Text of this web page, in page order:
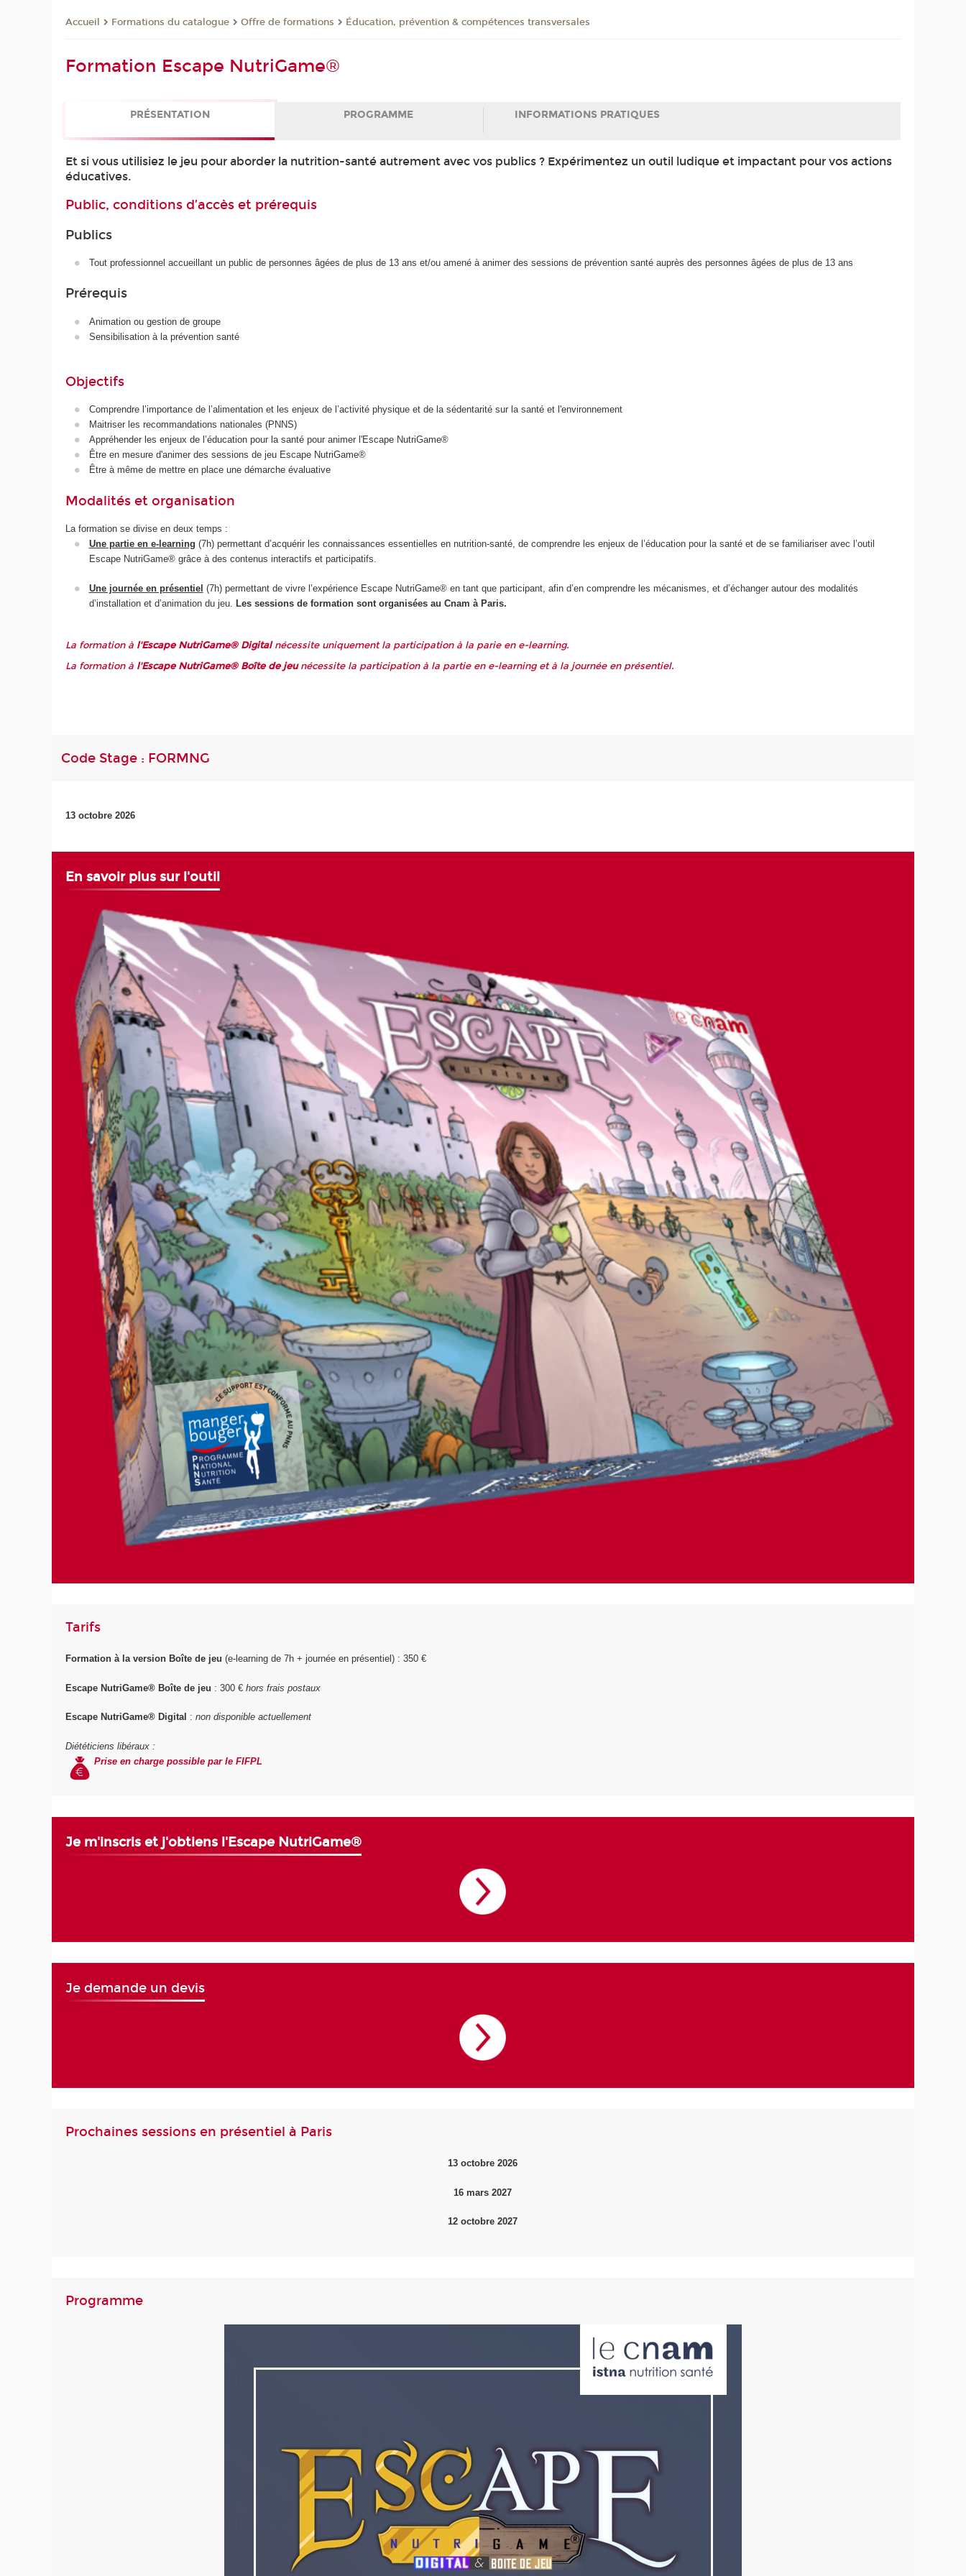
Accueil Formations du catalogue Offre de formations Éducation, prévention & compétences transversales
Formation Escape NutriGame®
PRÉSENTATION PROGRAMME INFORMATIONS PRATIQUES
Et si vous utilisiez le jeu pour aborder la nutrition-santé autrement avec vos publics ? Expérimentez un outil ludique et impactant pour vos actions
éducatives.
Public, conditions d’accès et prérequis
Publics
Tout professionnel accueillant un public de personnes âgées de plus de 13 ans et/ou amené à animer des sessions de prévention santé auprès des personnes âgées de plus de 13 ans
Prérequis
Animation ou gestion de groupe
Sensibilisation à la prévention santé
Objectifs
Comprendre l’importance de l’alimentation et les enjeux de l’activité physique et de la sédentarité sur la santé et l'environnement
Maitriser les recommandations nationales (PNNS)
Appréhender les enjeux de l’éducation pour la santé pour animer l'Escape NutriGame®
Être en mesure d'animer des sessions de jeu Escape NutriGame®
Être à même de mettre en place une démarche évaluative
Modalités et organisation
La formation se divise en deux temps :
Une partie en e-learning (7h) permettant d’acquérir les connaissances essentielles en nutrition-santé, de comprendre les enjeux de l’éducation pour la santé et de se familiariser avec l’outil
Escape NutriGame®grâce à des contenus interactifs et participatifs.
Une journée en présentiel (7h) permettant de vivre l’expérience Escape NutriGame® en tant que participant, afin d’en comprendre les mécanismes, et d’échanger autour des modalités
d’installation et d’animation du jeu. Les sessions de formation sont organisées au Cnam à Paris.
La formation à l'Escape NutriGame® Digitalnécessite uniquement la participation à la parie en e-learning.
La formation à l'Escape NutriGame® Boîte de jeunécessite la participation à la partie en e-learning et à la journée en présentiel.
Code Stage : FORMNG
13 octobre 2026
En savoir plus sur l'outil
Tarifs
Formation à la version Boîte de jeu(e-learning de 7h + journée en présentiel) : 350 €
Escape NutriGame® Boîte de jeu : 300 €hors frais postaux
Escape NutriGame® Digital :non disponible actuellement
Diététiciens libéraux :
Prise en charge possible par le FIFPL
Je m'inscris et j'obtiens l'Escape NutriGame®
Je demande un devis
Prochaines sessions en présentiel à Paris
13 octobre 2026
16 mars 2027
12 octobre 2027
Programme